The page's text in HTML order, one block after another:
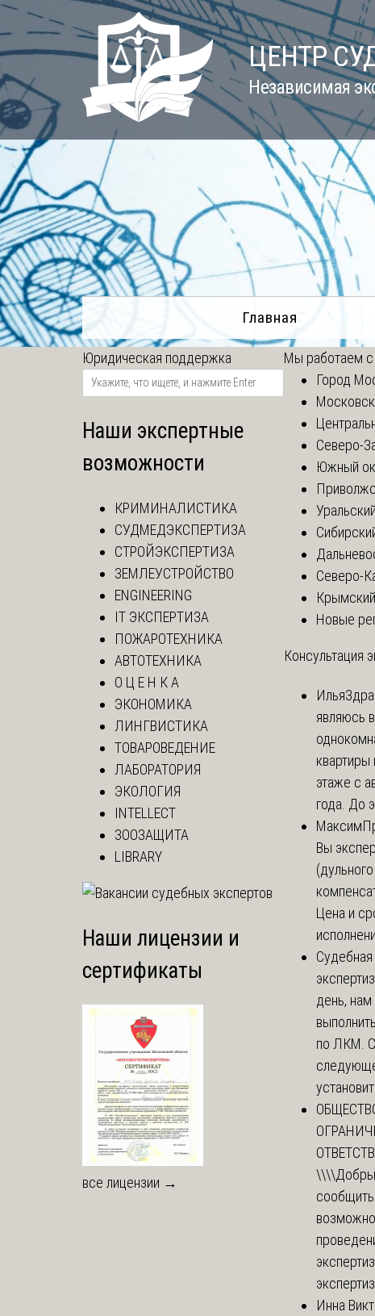
Skip
to
content
ЦЕНТР
Независимая
Главная
Юридическая поддержка
Наши экспертные
возможности
КРИМИНАЛИСТИКА
СУДМЕДЭКСПЕРТИЗА
СТРОЙЭКСПЕРТИЗА
ЗЕМЛЕУСТРОЙСТВО
ENGINEERING
IT ЭКСПЕРТИЗА
ПОЖАРОТЕХНИКА
АВТОТЕХНИКА
О Ц Е Н К А
ЭКОНОМИКА
ЛИНГВИСТИКА
ТОВАРОВЕДЕНИЕ
ЛАБОРАТОРИЯ
ЭКОЛОГИЯ
INTELLECT
ЗООЗАЩИТА
LIBRARY
Наши лицензии и
сертификаты
все лицензии →
Мы работаем с
Город
Северо-
Южный
Северо-
Новые
Консультация
Илья
являюсь
этаже с
года. До
Максим
Вы
Цена и
Судебная
день,
по ЛКМ.
\\\\
Инна